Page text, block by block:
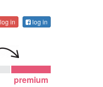
log in log in
premium